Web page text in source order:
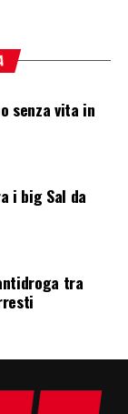
senza vita in
i big Sal da
tra